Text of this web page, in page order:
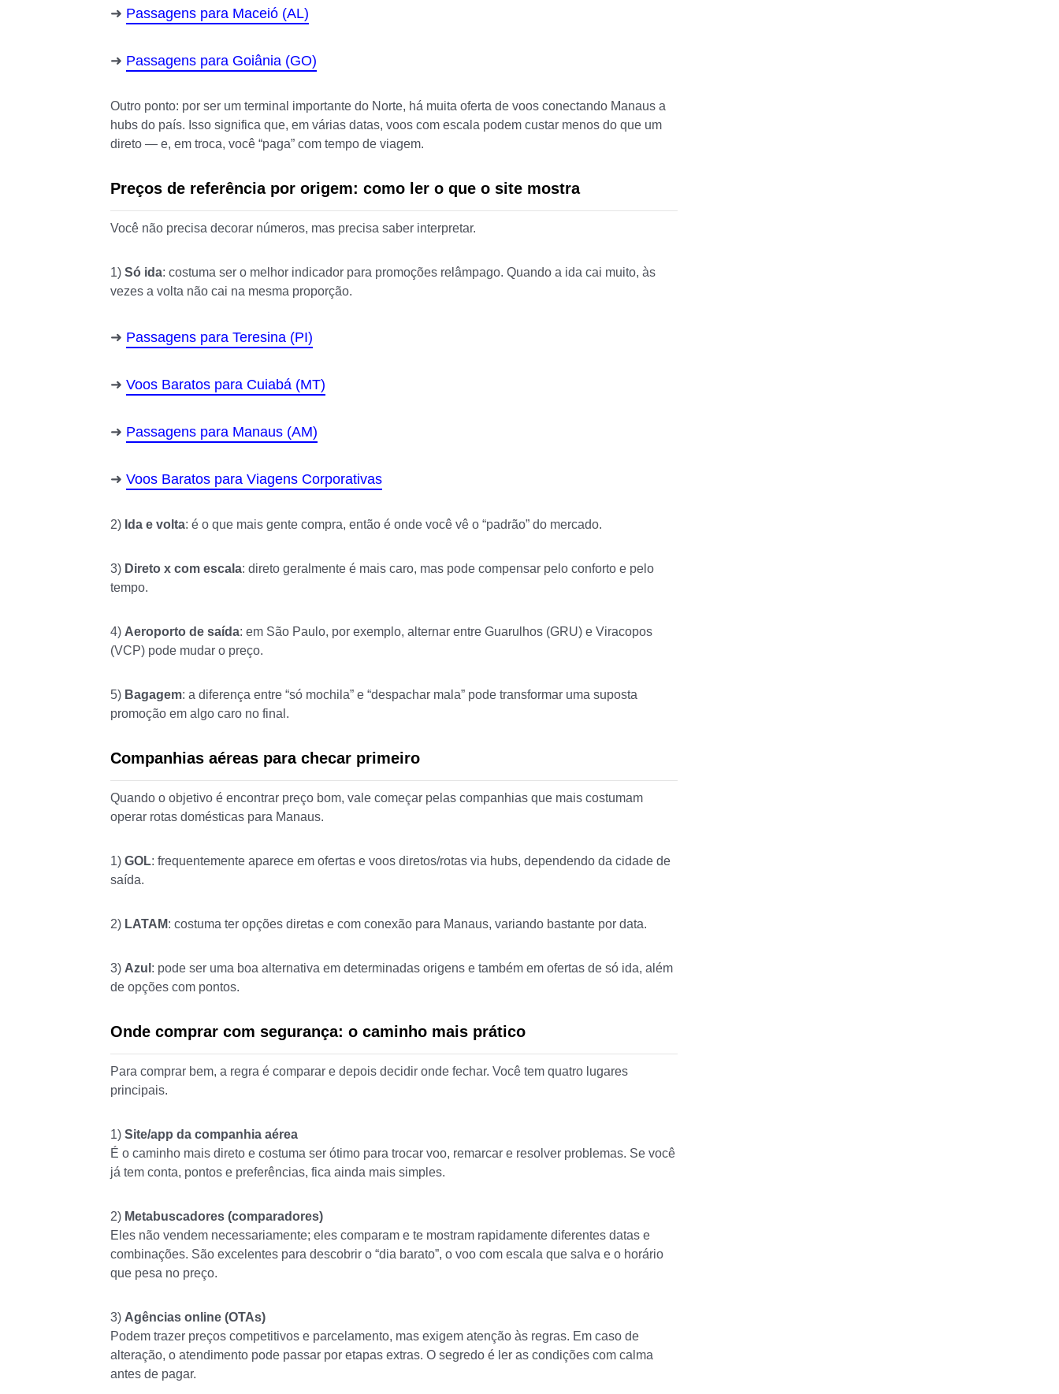
Passagens para Maceió (AL)
Passagens para Goiânia (GO)
Outro ponto: por ser um terminal importante do Norte, há muita oferta de voos conectando Manaus a
hubs do país. Isso significa que, em várias datas, voos com escala podem custar menos do que um
direto — e, em troca, você “paga” com tempo de viagem.
Preços de referência por origem: como ler o que o site mostra
Você não precisa decorar números, mas precisa saber interpretar.
1) Só ida: costuma ser o melhor indicador para promoções relâmpago. Quando a ida cai muito, às
vezes a volta não cai na mesma proporção.
Passagens para Teresina (PI)
Voos Baratos para Cuiabá (MT)
Passagens para Manaus (AM)
Voos Baratos para Viagens Corporativas
2) Ida e volta: é o que mais gente compra, então é onde você vê o “padrão” do mercado.
3) Direto x com escala: direto geralmente é mais caro, mas pode compensar pelo conforto e pelo
tempo.
4) Aeroporto de saída: em São Paulo, por exemplo, alternar entre Guarulhos (GRU) e Viracopos
(VCP) pode mudar o preço.
5) Bagagem: a diferença entre “só mochila” e “despachar mala” pode transformar uma suposta
promoção em algo caro no final.
Companhias aéreas para checar primeiro
Quando o objetivo é encontrar preço bom, vale começar pelas companhias que mais costumam
operar rotas domésticas para Manaus.
1) GOL: frequentemente aparece em ofertas e voos diretos/rotas via hubs, dependendo da cidade de
saída.
2) LATAM: costuma ter opções diretas e com conexão para Manaus, variando bastante por data.
3) Azul : pode ser uma boa alternativa em determinadas origens e também em ofertas de só ida, além
de opções com pontos.
Onde comprar com segurança: o caminho mais prático
Para comprar bem, a regra é comparar e depois decidir onde fechar. Você tem quatro lugares
principais.
1) Site/app da companhia aérea
É o caminho mais direto e costuma ser ótimo para trocar voo, remarcar e resolver problemas. Se você
já tem conta, pontos e preferências, fica ainda mais simples.
2) Metabuscadores (comparadores)
Eles não vendem necessariamente; eles comparam e te mostram rapidamente diferentes datas e
combinações. São excelentes para descobrir o “dia barato”, o voo com escala que salva e o horário
que pesa no preço.
3) Agências online (OTAs)
Podem trazer preços competitivos e parcelamento, mas exigem atenção às regras. Em caso de
alteração, o atendimento pode passar por etapas extras. O segredo é ler as condições com calma
antes de pagar.